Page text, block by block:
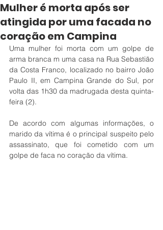
Mulher é morta após ser
atingida por uma facada no
coração em Campina
Uma mulher foi morta com um golpe de
arma branca m uma casa na Rua Sebastião
da Costa Franco, localizado no bairro João
Paulo II, em Campina Grande do Sul, por
volta das 1h30 da madrugada desta quinta-
feira (2).
De acordo com algumas informações, o
marido da vítima é o principal suspeito pelo
assassinato, que foi cometido com um
golpe de faca no coração da vítima.